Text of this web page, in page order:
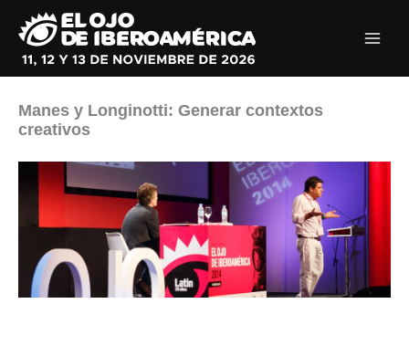
contenido
Manes y Longinotti: Generar contextos
creativos